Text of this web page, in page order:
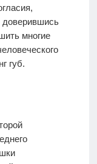
доверившись
многие
губ.